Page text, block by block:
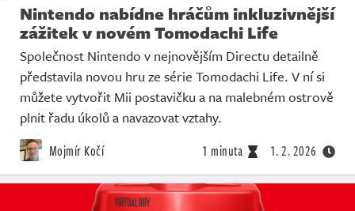
Nintendo nabídne hráčům inkluzivnější
zážitek v novém Tomodachi Life
Společnost Nintendo v nejnovějším Directu detailně
představila novou hru ze série Tomodachi Life. V ní si
můžete vytvořit Mii postavičku a na malebném ostrově
plnit řadu úkolů a navazovat vztahy.
Mojmír Kočí 1 minuta 1. 2. 2026